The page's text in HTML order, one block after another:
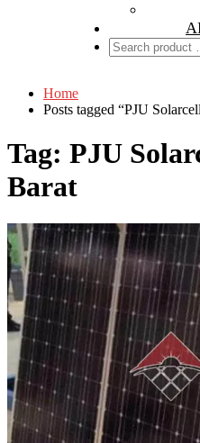
Search
for:
Home
Posts tagged “PJU
Tag: PJU
Barat